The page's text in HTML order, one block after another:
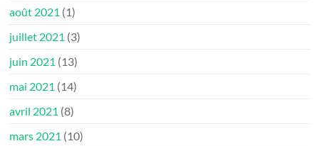
août 2021 (1)
juillet 2021 (3)
juin 2021 (13)
mai 2021 (14)
avril 2021 (8)
mars 2021 (10)